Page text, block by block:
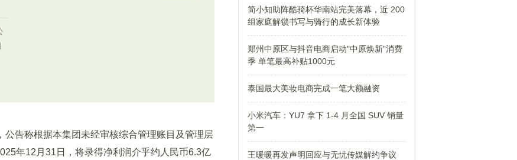
告称根据本集团未经审核综合管理账目及管理层
年12月31日，将录得净利润介乎约人民币6.3亿
简小知助阵酷骑杯华南站完美落幕，近 200
组家庭解锁书写与骑行的成长新体验
郑州中原区与抖音电商启动"中原焕新"消费
季 单笔最高补贴1000元
泰国最大美妆电商完成一笔大额融资
小米汽车：YU7 拿下 1-4 月全国 SUV 销量
第一
王暖暖再发声明回应与无忧传媒解约争议